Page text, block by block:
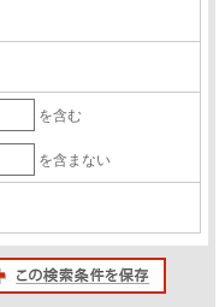
を含む
を含まない